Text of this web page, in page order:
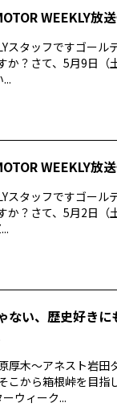
WEEKLY放
スタッフですゴール
か？さて、5月9日（
WEEKLY放
スタッフですゴール
か？さて、5月2日（
ない、歴史好き
木〜アネスト岩田
こから箱根峠を目指
ウィーク...